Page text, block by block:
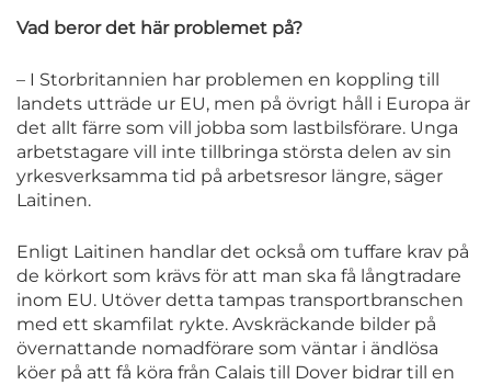
Vad beror det här problemet på?
– I Storbritannien har problemen en koppling till
landets utträde ur EU, men på övrigt håll i Europa är
det allt färre som vill jobba som lastbilsförare. Unga
arbetstagare vill inte tillbringa största delen av sin
yrkesverksamma tid på arbetsresor längre, säger
Laitinen.
Enligt Laitinen handlar det också om tuffare krav på
de körkort som krävs för att man ska få långtradare
inom EU. Utöver detta tampas transportbranschen
med ett skamfilat rykte. Avskräckande bilder på
övernattande nomadförare som väntar i ändlösa
köer på att få köra från Calais till Dover bidrar till en